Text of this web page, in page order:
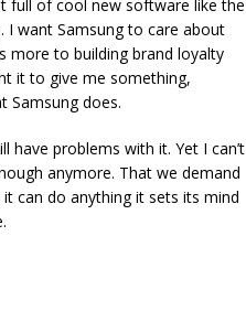
full of cool new software like the
I want Samsung to care about
more to building brand loyalty
it to give me something,
Samsung does.
have problems with it. Yet I can’t
anymore. That we demand
can do anything it sets its mind